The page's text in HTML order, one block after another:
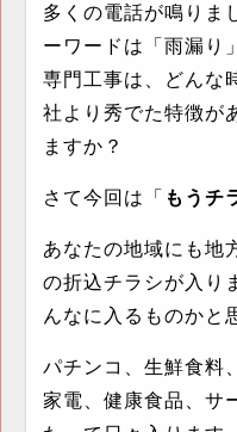
多くの電話が鳴りま
ーワードは「雨漏り
専門工事は、どんな
社より秀でた特徴が
ますか？
さて今回は「 もうチ
あなたの地域にも地
の折込チラシが入り
んなに入るものかと
パチンコ、生鮮食料
家電、健康食品、サ